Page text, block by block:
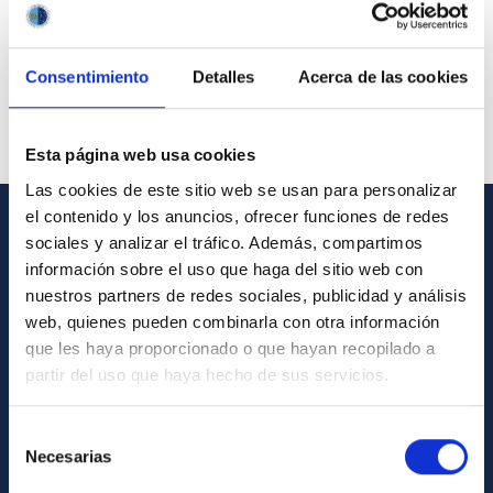
Consentimiento Detalles Acerca de las cookies
Esta página web usa cookies
Las cookies de este sitio web se usan para personalizar
el contenido y los anuncios, ofrecer funciones de redes
sociales y analizar el tráfico. Además, compartimos
información sobre el uso que haga del sitio web con
nuestros partners de redes sociales, publicidad y análisis
web, quienes pueden combinarla con otra información
que les haya proporcionado o que hayan recopilado a
partir del uso que haya hecho de sus servicios.
Necesarias
GENERAL INFORMATION
Contact
How to get to the IAC
List of personnel
Library
General register